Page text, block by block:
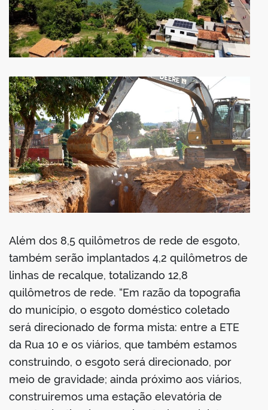
Além dos 8,5 quilômetros de rede de esgoto,
também serão implantados 4,2 quilômetros de
linhas de recalque, totalizando 12,8
quilômetros de rede. “Em razão da topografia
do município, o esgoto doméstico coletado
será direcionado de forma mista: entre a ETE
da Rua 10 e os viários, que também estamos
construindo, o esgoto será direcionado, por
meio de gravidade; ainda próximo aos viários,
construiremos uma estação elevatória de